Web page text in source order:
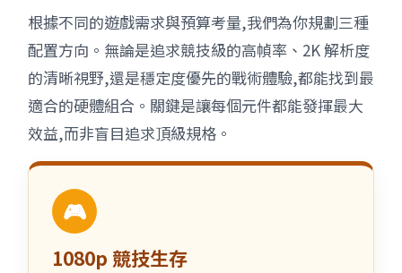
根據不同的遊戲需求與預算考量,我們為你規劃三種
配置方向。無論是追求競技級的高幀率、2K 解析度
的清晰視野,還是穩定度優先的戰術體驗,都能找到最
適合的硬體組合。關鍵是讓每個元件都能發揮最大
效益,而非盲目追求頂級規格。
🎮
1080p 競技生存